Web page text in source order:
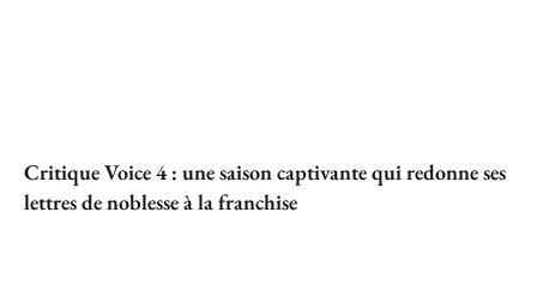
Critique Voice 4 : une saison captivante qui redonne ses
lettres de noblesse à la franchise